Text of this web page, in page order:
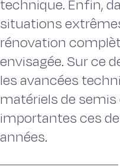
technique. Enfin,
situations
rénovation
envisagée. Sur ce
les avancées
matériels de
importantes ces
années.